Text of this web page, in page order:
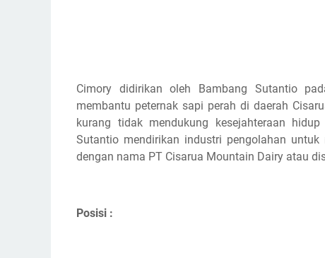
Cimory didirikan oleh Bambang Sutantio
membantu peternak sapi perah di daerah
kurang tidak mendukung kesejahteraan
Sutantio mendirikan industri pengolahan
dengan nama PT Cisarua Mountain Dairy atau
Posisi :